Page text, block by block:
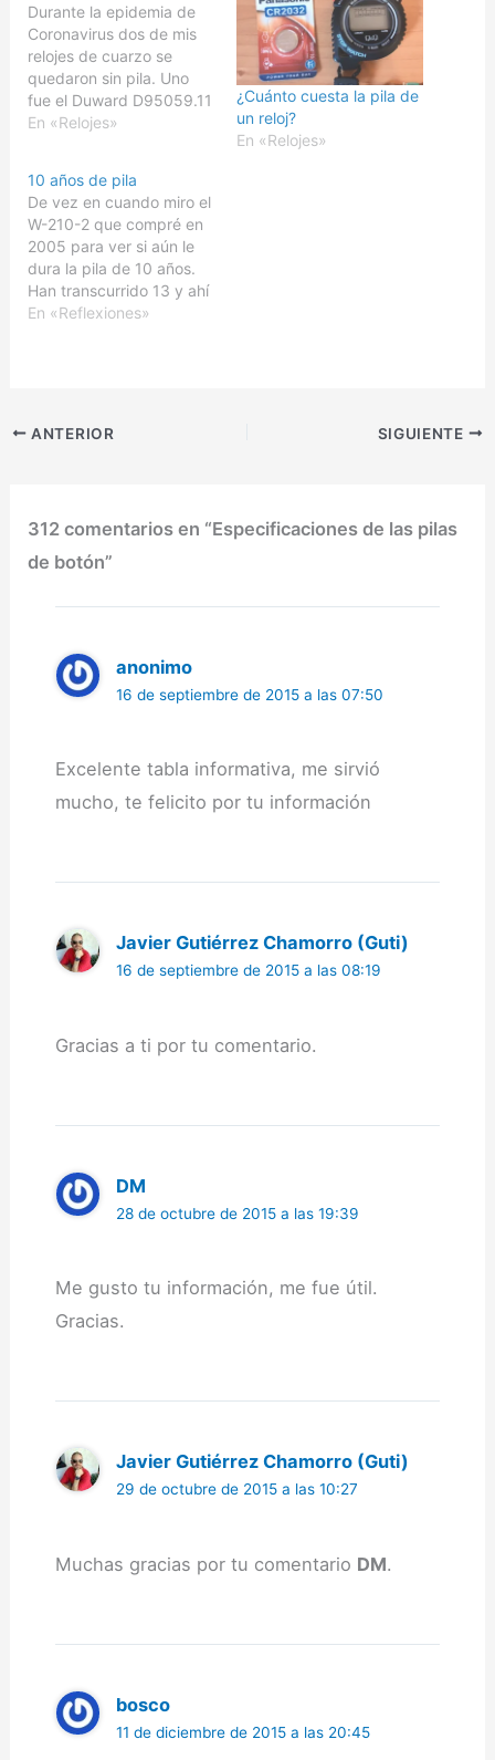
Durante la epidemia de
Coronavirus dos de mis
relojes de cuarzo se
quedaron sin pila. Uno
fue el Duward D95059.11
y el otro el Elektronika
esperaba, su Miyota da
una autonomía de 3 años
y ya le tocaba. En cuanto
al…
En «Relojes»
¿Cuánto cuesta la pila de
un reloj?
En «Relojes»
10 años de pila
De vez en cuando miro el
W-210-2 que compré en
2005 para ver si aún le
dura la pila de 10 años.
Han transcurrido 13 y ahí
sigue sin signos de
no…
En «Reflexiones»
ANTERIOR SIGUIENTE
312 comentarios en “Especificaciones de las pilas
de botón”
anonimo
16 de septiembre de 2015 a las 07:50
Excelente tabla informativa, me sirvió
mucho, te felicito por tu información
Javier Gutiérrez Chamorro (Guti)
16 de septiembre de 2015 a las 08:19
Gracias a ti por tu comentario.
DM
28 de octubre de 2015 a las 19:39
Me gusto tu información, me fue útil.
Gracias.
Javier Gutiérrez Chamorro (Guti)
29 de octubre de 2015 a las 10:27
Muchas gracias por tu comentario DM.
bosco
11 de diciembre de 2015 a las 20:45